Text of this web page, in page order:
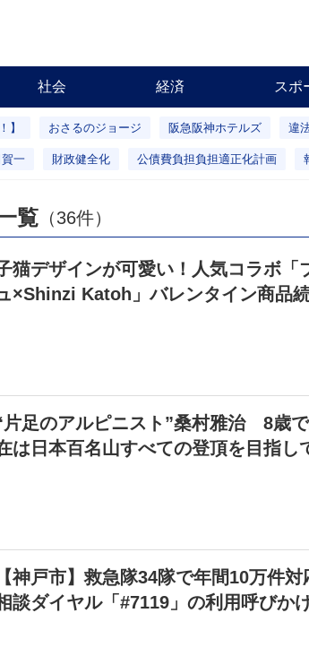
社会 経済 スポ
】 おさるのジョージ 阪急阪神ホテルズ 違
一 財政健全化 公債費負担負担適正化計画
覧 （36件）
猫デザインが可愛い！人気コラボ「
×Shinzi Katoh」バレンタイン商品
片足のアルピニスト”桑村雅治 8歳
は日本百名山すべての登頂を目指し
【神戸市】救急隊34隊で年間10万件
談ダイヤル「#7119」の利用呼びか